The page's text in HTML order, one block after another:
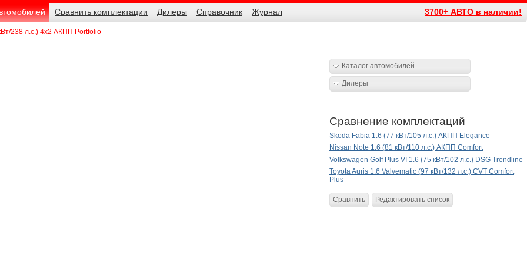
Сравнить комплектации Дилеры Справочник Журнал 3700+ АВТО в наличии!
238 л.с.) 4x2 АКПП Portfolio
Каталог автомобилей
Дилеры
Сравнение комплектаций
Skoda Fabia 1.6 (77 кВт/105 л.с.) АКПП Elegance
Nissan Note 1.6 (81 кВт/110 л.с.) АКПП Comfort
Volkswagen Golf Plus VI 1.6 (75 кВт/102 л.с.) DSG Trendline
Toyota Auris 1.6 Valvematic (97 кВт/132 л.с.) CVT Comfort
Plus
Сравнить Редактировать список